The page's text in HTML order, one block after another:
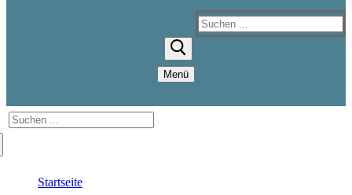
Suchen
Menü
Suchen
Startseite